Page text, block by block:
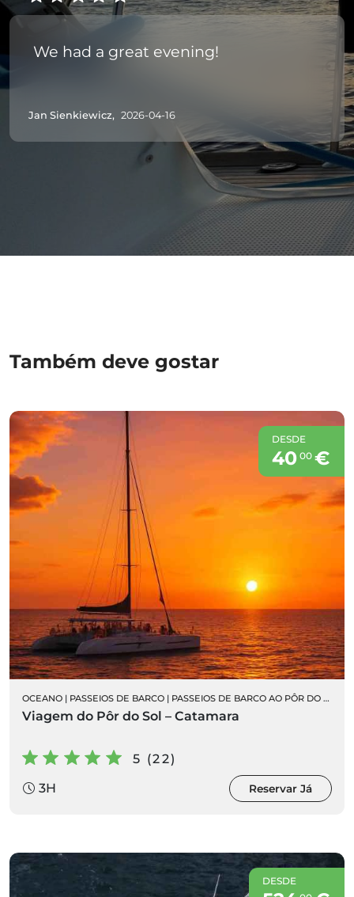
We had a great evening!
Jan Sienkiewicz, 2026-04-16
Também deve gostar
DESDE
40 00€
OCEANO | PASSEIOS DE BARCO | PASSEIOS DE BARCO AO PÔR DO SOL
Viagem do Pôr do Sol – Catamara
5 (22)
3H
Reservar Já
DESDE